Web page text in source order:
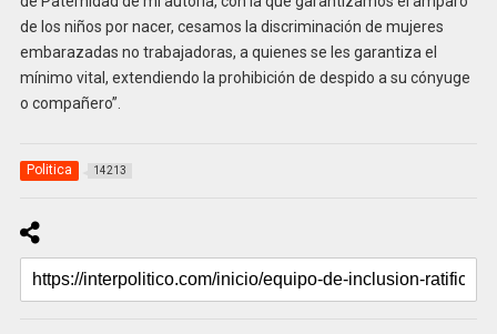
de los niños por nacer, cesamos la discriminación de mujeres
embarazadas no trabajadoras, a quienes se les garantiza el
mínimo vital, extendiendo la prohibición de despido a su cónyuge
o compañero”.
Politica 14213